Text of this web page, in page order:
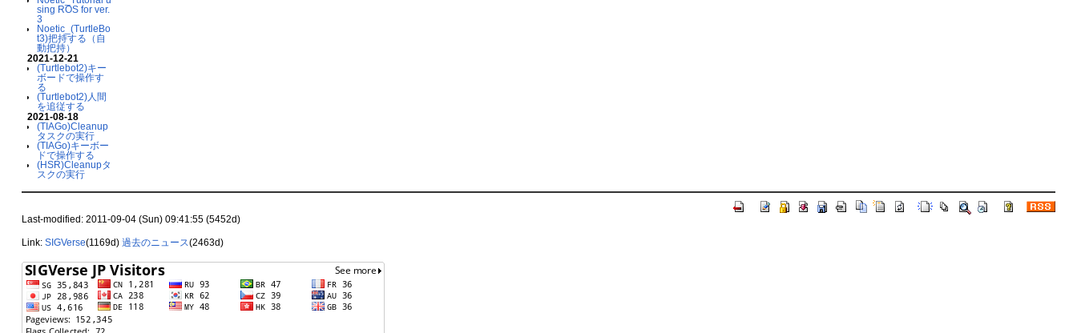
sing ROS for ver.
3
Noetic_(TurtleBo
t3)把持する（自
動把持）
2021-12-21
(Turtlebot2)キー
ボードで操作す
る
(Turtlebot2)人間
を追従する
2021-08-18
(TIAGo)Cleanup
タスクの実行
(TIAGo)キーボー
ドで操作する
(HSR)Cleanupタ
スクの実行
Last-modified: 2011-09-04 (Sun) 09:41:55 (5452d)
Link: SIGVerse(1169d) 過去のニュース(2463d)